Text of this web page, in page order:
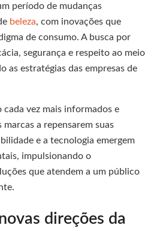
período de mudanças
beleza, com inovações que
de consumo. A busca por
segurança e respeito ao meio
as estratégias das empresas de
vez mais informados e
marcas a repensarem suas
e a tecnologia emergem
impulsionando o
que atendem a um público
direções da